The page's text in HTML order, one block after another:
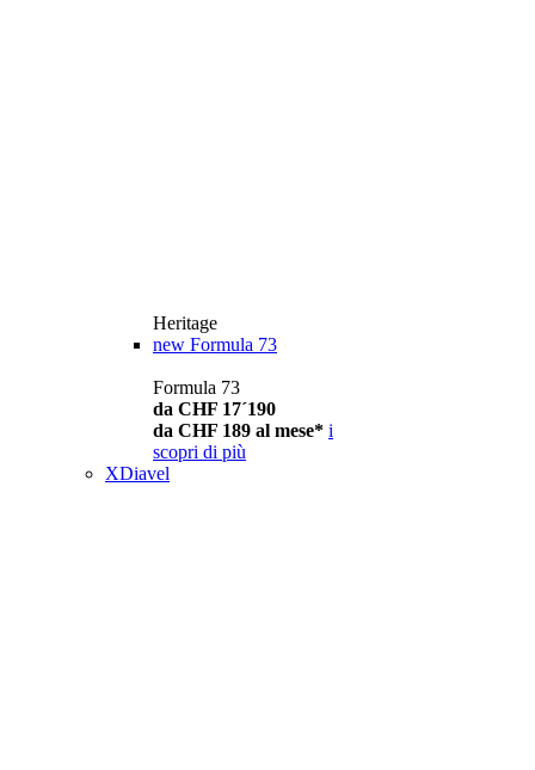
Heritage
new Formula 73
Formula 73
da CHF 17´190
da CHF 189 al mese* i
scopri di più
XDiavel